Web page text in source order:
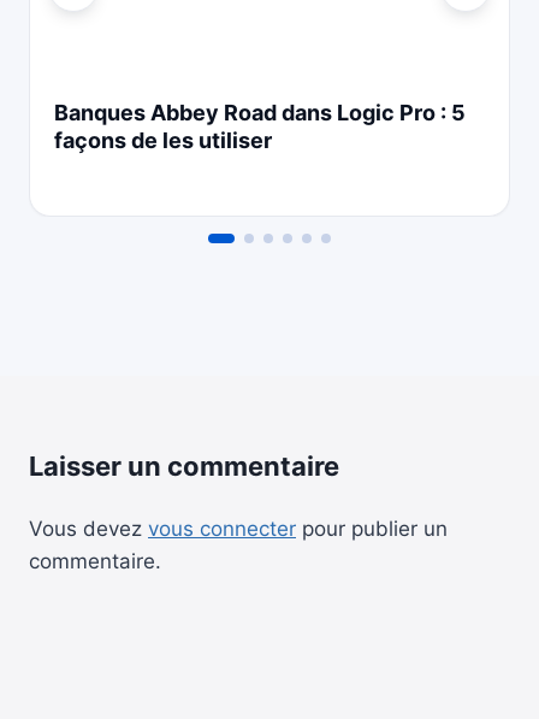
Banques Abbey Road dans Logic Pro : 5
façons de les utiliser
Laisser un commentaire
Vous devez vous connecter pour publier un
commentaire.